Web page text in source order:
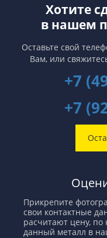
Хотите
в нашем
Оставьте свой
Вам, или
+7
+7
Прикрепите
свои контактные
расчитают цену, по
данный металл в